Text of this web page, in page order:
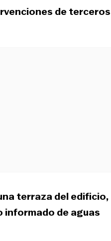
de terceros
terraza del edificio,
de aguas